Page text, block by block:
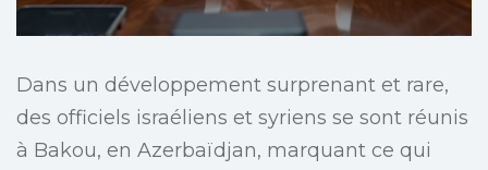
Dans un développement surprenant et rare,
des officiels israéliens et syriens se sont réunis
à Bakou, en Azerbaïdjan, marquant ce qui